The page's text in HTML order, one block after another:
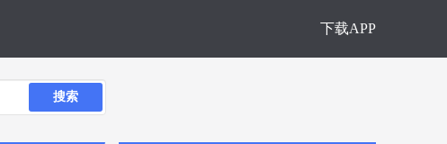
下载APP
搜索